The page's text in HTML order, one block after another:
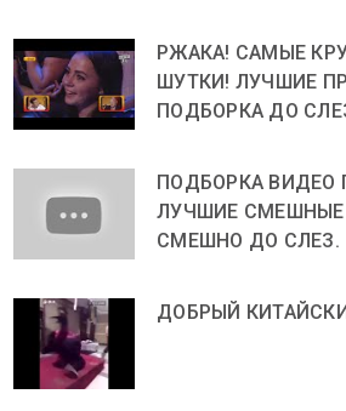
РЖАКА! САМЫЕ
ШУТКИ! ЛУЧШИЕ
ПОДБОРКА ДО
ПОДБОРКА ВИДЕО
ЛУЧШИЕ СМЕШНЫЕ
СМЕШНО ДО СЛЕЗ.
ДОБРЫЙ